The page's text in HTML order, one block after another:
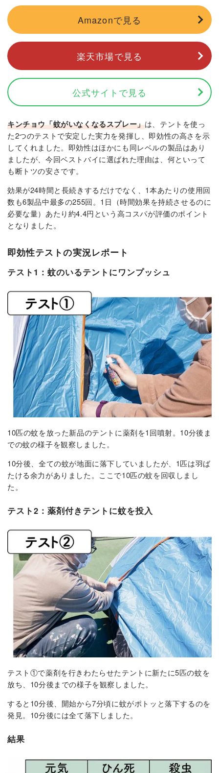
Amazonで見る
楽天市場で見る
公式サイトで見る
キンチョウ「蚊がいなくなるスプレー」は、テントを使っ
た2つのテストで安定した実力を発揮し、即効性の高さを示
してくれました。即効性はほかにも同レベルの製品はあり
ましたが、今回ベストバイに選ばれた理由は、何といって
も断トツの安さです。
効果が24時間と長続きするだけでなく、1本あたりの使用回
数も6製品中最多の255回。1日（時間効果を持続させるのに
必要な量）あたり約4.4円という高コスパが評価のポイント
となりました。
即効性テストの実況レポート
テスト1：蚊のいるテントにワンプッシュ
10匹の蚊を放った新品のテントに薬剤を1回噴射。10分後ま
での蚊の様子を観察しました。
10分後、全ての蚊が地面に落下していましたが、1匹は羽ば
たける余力がありました。ここで10匹の蚊を回収しまし
た。
テスト2：薬剤付きテントに蚊を投入
テスト①で薬剤を行きわたらせたテントに新たに5匹の蚊を
放ち、10分後までの様子を観察しました。
すると10分後、開始から7分頃に蚊がポトッと落下するのを
発見。10分後には全て落下しました。
結果